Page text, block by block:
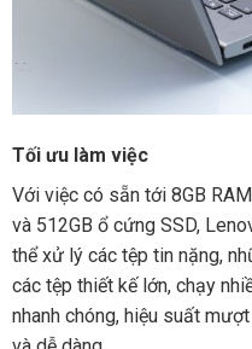
Tối ưu làm việc
Với việc có sẵn tới 8GB
và 512GB ổ cứng SSD,
thể xử lý các tệp tin nặng,
các tệp thiết kế lớn, chạy
nhanh chóng, hiệu suất